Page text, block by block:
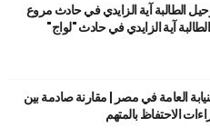
الطالبة آية الزايدي في حادث مروع
آية الزايدي في حادث "لواج"
العامة في مصر | مقارنة صادمة بين
الاحتفاظ بالمتهم